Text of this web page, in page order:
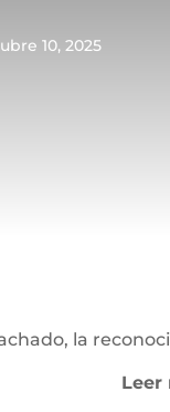
10, 2025
la
Leer